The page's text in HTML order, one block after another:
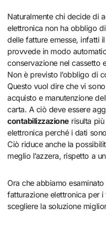
Naturalmente chi decide di
elettronica non ha obbligo
delle fatture emesse, infatti
provvede in modo
conservazione nel cassetto
Non è previsto l’obbligo di
Questo vuol dire che vi sono
acquisto e manutenzione
carta. A ciò deve essere
contabilizzazione risulta
elettronica perché i dati
Ciò riduce anche la
meglio l’azzera, rispetto a
Ora che abbiamo
fatturazione elettronica per
scegliere la soluzione